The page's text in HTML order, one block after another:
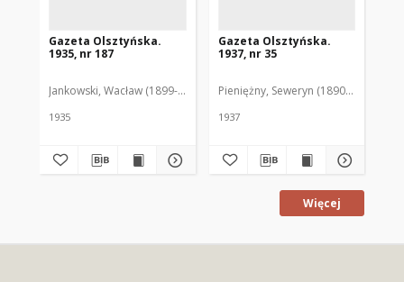
Gazeta Olsztyńska.
1935, nr 187
Jankowski, Wacław (1899-1975). Red.
1935
Gazeta Olsztyńska.
1937, nr 35
Pieniężny, Seweryn (1890-1940). Red.
1937
Więcej